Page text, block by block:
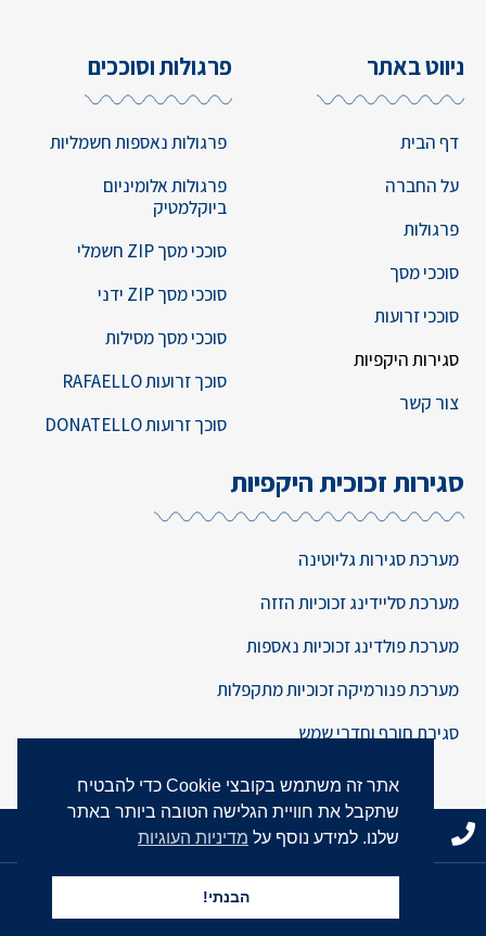
ניווט באתר
דף הבית
על החברה
פרגולות
סוככי מסך
סוככי זרועות
סגירות היקפיות
צור קשר
פרגולות וסוככים
פרגולות נאספות חשמליות
פרגולות אלומיניום
ביוקלמטיק
סוככי מסך ZIP חשמלי
סוככי מסך ZIP ידני
סוככי מסך מסילות
סוכך זרועות RAFAELLO
סוכך זרועות DONATELLO
סגירות זכוכית היקפיות
מערכת סגירות גליוטינה
מערכת סליידינג זכוכיות הזזה
מערכת פולדינג זכוכיות נאספות
מערכת פנורמיקה זכוכיות מתקפלות
סגירת חורף וחדרי שמש
03-617-3096
בניית אתריםב- קומבר שיווק דיגיטליCombar Digital
הצהרת נגישות
אתר זה משתמש בקובצי Cookie כדי להבטיח
שתקבל את חוויית הגלישה הטובה ביותר באתר
שלנו. למידע נוסף על מדיניות העוגיות
הבנתי!